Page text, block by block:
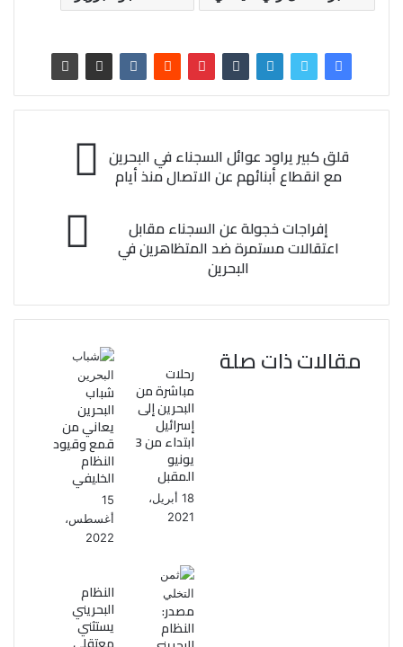
قلق كبير يراود عوائل السجناء في البحرين
مع انقطاع أبنائهم عن الاتصال منذ أيام
إفراجات خجولة عن السجناء مقابل
اعتقالات مستمرة ضد المتظاهرين في
البحرين
مقالات ذات صلة رحلات
مباشرة من
البحرين إلى
إسرائيل
ابتداء من 3
يونيو
المقبل
18 أبريل،
2021
شباب
البحرين
يعاني من
قمع وقيود
النظام
الخليفي
15
أغسطس،
2022
مصدر:
النظام
النظام
البحريني
يستثني